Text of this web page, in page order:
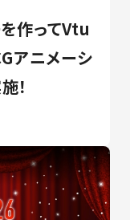
作ってVtu
アニメーシ
！